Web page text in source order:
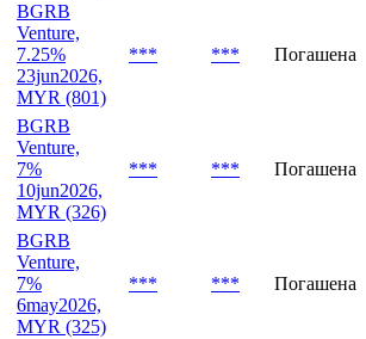
BGRB
Venture,
7.25%
23jun2026,
MYR (801)
*** *** Погашена
BGRB
Venture,
7%
10jun2026,
MYR (326)
*** *** Погашена
BGRB
Venture,
7%
6may2026,
MYR (325)
*** *** Погашена